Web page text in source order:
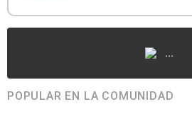
...
POPULAR EN LA COMUNIDAD